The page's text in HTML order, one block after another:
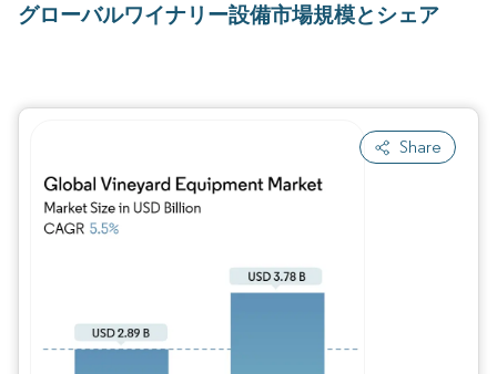
グローバルワイナリー設備市場規模とシェア
Share